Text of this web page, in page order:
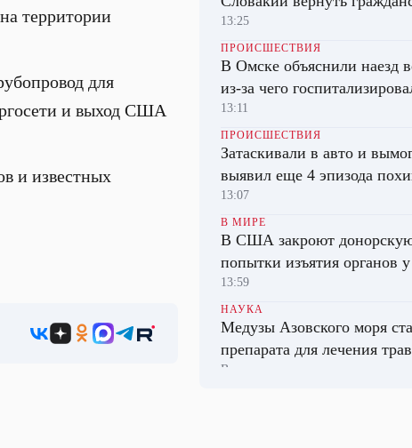
территории
для
и выход США
и известных
13:25
ПРОИСШЕСТВИЯ
В Омске объяснили наезд
из-за чего
13:11
ПРОИСШЕСТВИЯ
Затаскивали в авто и
выявил еще 4 эпизода
13:07
В МИРЕ
В США закроют
попытки изъятия органов
13:59
НАУКА
Медузы Азовского моря
препарата для лечения
Вчера